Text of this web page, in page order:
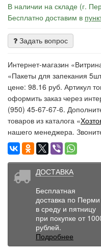
В наличии на складе (г.
Бесплатно доставим в
Задать вопрос
Интернет-магазин
«Пакеты для запекания
цене: 98.16 руб. Артикул
оформить заказ через
(950) 45-67-67-6.
товаров из каталога «
нашего менеджера.
ДОСТАВКА
Бесплатная
доставка по Перми
в среду и пятницу
при покупке от
рублей.
Подробнее